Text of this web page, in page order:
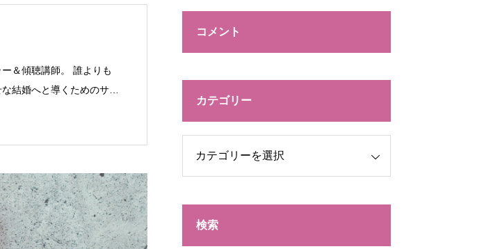
＆傾聴講師。 誰よりも
結婚へと導くためのサポ
婚にまつわる相談は い
コメント
カテゴリー
検索